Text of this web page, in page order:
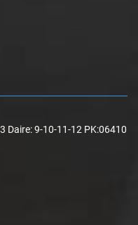
Daire: 9-10-11-12 PK:06410